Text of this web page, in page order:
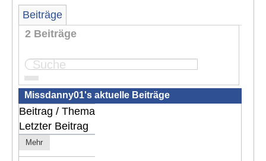
Beiträge
2 Beiträge
Seite:
Missdanny01's aktuelle Beiträge
Beitrag / Thema
Letzter Beitrag
Mehr